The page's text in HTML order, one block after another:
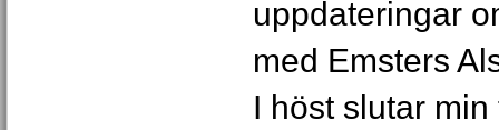
uppdateringar
med Emsters
I höst slutar